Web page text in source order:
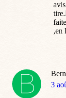
,en
dit
3